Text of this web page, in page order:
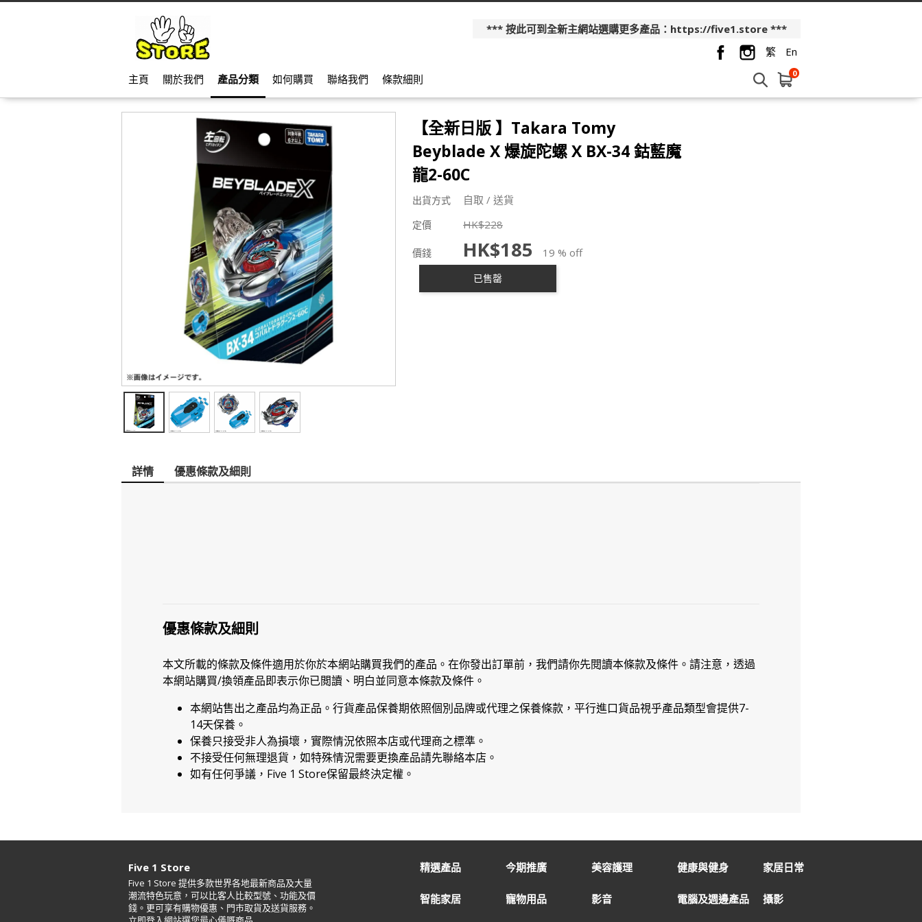
*** 按此可到全新主網站選購更多產品：https://five1.store ***
繁
En
主頁 關於我們 產品分類 如何購買 聯絡我們 條款細則 0
【全新日版 】Takara Tomy
Beyblade X 爆旋陀螺 X BX-34 鈷藍魔
龍2-60C
出貨方式 自取 / 送貨
定價 HK$228
價錢 HK$185 19 % off
已售罄
詳情 優惠條款及細則
優惠條款及細則
本文所載的條款及條件適用於你於本網站購買我們的產品。在你發出訂單前，我們請你先閱讀本條款及條件。請注意，透過
本網站購買/換領產品即表示你已閲讀、明白並同意本條款及條件。
本網站售出之產品均為正品。行貨產品保養期依照個別品牌或代理之保養條款，平行進口貨品視乎產品類型會提供7-
14天保養。
保養只接受非人為損壞，實際情況依照本店或代理商之標準。
不接受任何無理退貨，如特殊情況需要更換產品請先聯絡本店。
如有任何爭議，Five 1 Store保留最終決定權。
Five 1 Store
Five 1 Store 提供多款世界各地最新商品及大量
潮流特色玩意，可以比客人比較型號、功能及價
錢。更可享有購物優惠、門市取貨及送貨服務。
精選產品 今期推廣 美容護理 健康與健身 家居日常
智能家居 寵物用品 影音 電腦及週邊產品 攝影